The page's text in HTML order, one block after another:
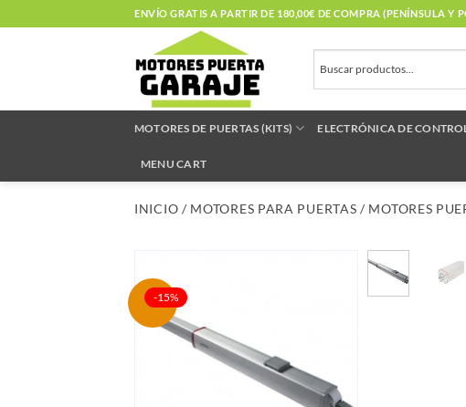
al
ENVÍO GRATIS A PARTIR DE 180,00€ DE COMPRA (PENÍNSULA Y
MOTORES DE PUERTAS (KITS) ELECTRÓNICA DE
MENU CART
INICIO / MOTORES PARA PUERTAS / MOTORES
-15%